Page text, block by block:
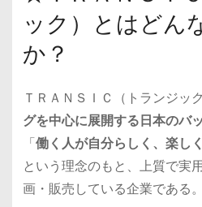
ック）とはどん
か？
ＴＲＡＮＳＩＣ（トランジッ
グを中心に展開する日本のバ
「働く人が自分らしく、楽し
という理念のもと、上質で実
画・販売している企業である。